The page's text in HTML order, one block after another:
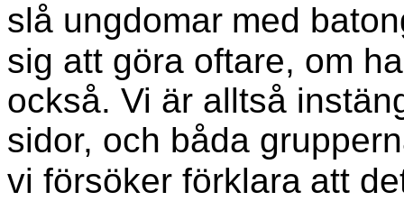
slå ungdomar med
sig att göra oftare, om
också. Vi är alltså
sidor, och båda
vi försöker förklara att